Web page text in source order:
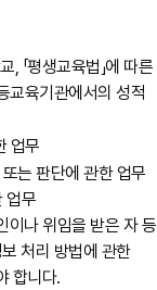
, 「평생교육법」에 따른
교육기관에서의 성적
업무
는 판단에 관한 업무
업무
이나 위임을 받은 자 등
처리 방법에 관한
합니다.